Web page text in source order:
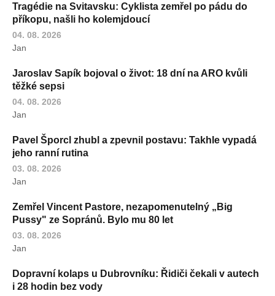
Tragédie na Svitavsku: Cyklista zemřel po pádu do
příkopu, našli ho kolemjdoucí
04. 08. 2026
Jan
Jaroslav Sapík bojoval o život: 18 dní na ARO kvůli
těžké sepsi
04. 08. 2026
Jan
Pavel Šporcl zhubl a zpevnil postavu: Takhle vypadá
jeho ranní rutina
03. 08. 2026
Jan
Zemřel Vincent Pastore, nezapomenutelný „Big
Pussy" ze Sopránů. Bylo mu 80 let
03. 08. 2026
Jan
Dopravní kolaps u Dubrovníku: Řidiči čekali v autech
i 28 hodin bez vody